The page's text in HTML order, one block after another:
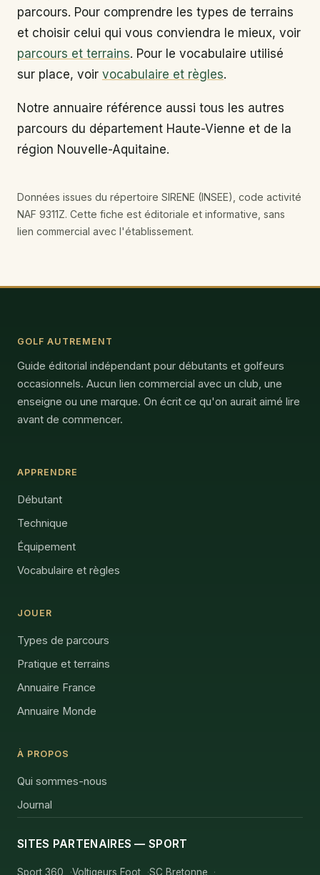
parcours. Pour comprendre les types de terrains
et choisir celui qui vous conviendra le mieux, voir
parcours et terrains. Pour le vocabulaire utilisé
sur place, voir vocabulaire et règles.
Notre annuaire référence aussi tous les autres
parcours du département Haute-Vienne et de la
région Nouvelle-Aquitaine.
Données issues du répertoire SIRENE (INSEE), code activité
NAF 9311Z. Cette fiche est éditoriale et informative, sans
lien commercial avec l'établissement.
GOLF AUTREMENT
Guide éditorial indépendant pour débutants et golfeurs
occasionnels. Aucun lien commercial avec un club, une
enseigne ou une marque. On écrit ce qu'on aurait aimé lire
avant de commencer.
APPRENDRE
Débutant
Technique
Équipement
Vocabulaire et règles
JOUER
Types de parcours
Pratique et terrains
Annuaire France
Annuaire Monde
À PROPOS
Qui sommes-nous
Journal
SITES PARTENAIRES — SPORT
Sport 360 Voltigeurs Foot SC Bretonne